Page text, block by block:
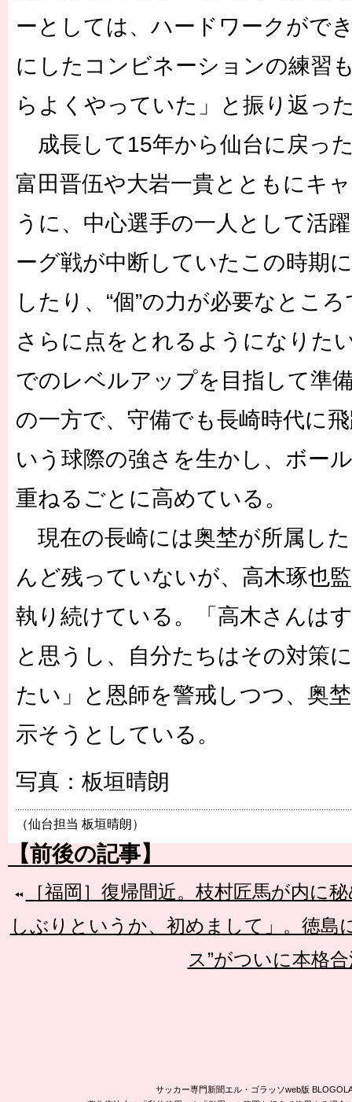
ーとしては、ハードワークがで
にしたコンビネーションの練習
らよくやっていた」と振り返っ
成長して15年から仙台に戻っ
富田晋伍や大岩一貴とともにキ
うに、中心選手の一人として活
ーグ戦が中断していたこの時期
したり、“個”の力が必要なとこ
さらに点をとれるようになりた
でのレベルアップを目指して準
の一方で、守備でも長崎時代に
いう球際の強さを生かし、ボー
重ねるごとに高めている。
現在の長崎には奥埜が所属し
んど残っていないが、高木琢也
執り続けている。「高木さんは
と思うし、自分たちはその対策
たい」と恩師を警戒しつつ、奥
示そうとしている。
写真：板垣晴朗
（仙台担当 板垣晴朗）
【前後の記事】
［福岡］復帰間近。枝村匠馬が内に
しぶりというか、初めまして」。徳島
ス”がついに本格
サッカー専門新聞エル・ゴラッソweb版